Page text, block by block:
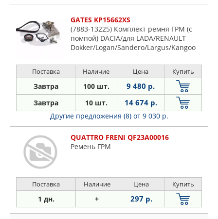
GATES KP15662XS
(7883-13225) Комплект ремня ГРМ (с
помпой) DACIA/для LADA/RENAULT
Dokker/Logan/Sandero/Largus/Kangoo
Поставка Наличие Цена Купить
Завтра 100 шт. 9 480 р.
Завтра 10 шт. 14 674 р.
Другие предложения (8) от 9 030 р.
QUATTRO FRENI QF23A00016
Ремень ГРМ
Поставка Наличие Цена Купить
1 дн. + 297 р.